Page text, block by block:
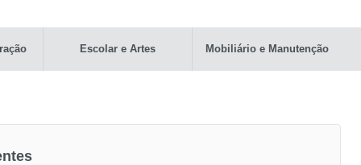
Escolar e Artes Mobiliário e Manutenção